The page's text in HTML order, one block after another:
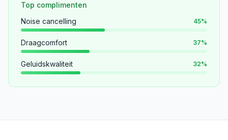
Top complimenten
Noise cancelling
45%
Draagcomfort 37%
Geluidskwaliteit 32%